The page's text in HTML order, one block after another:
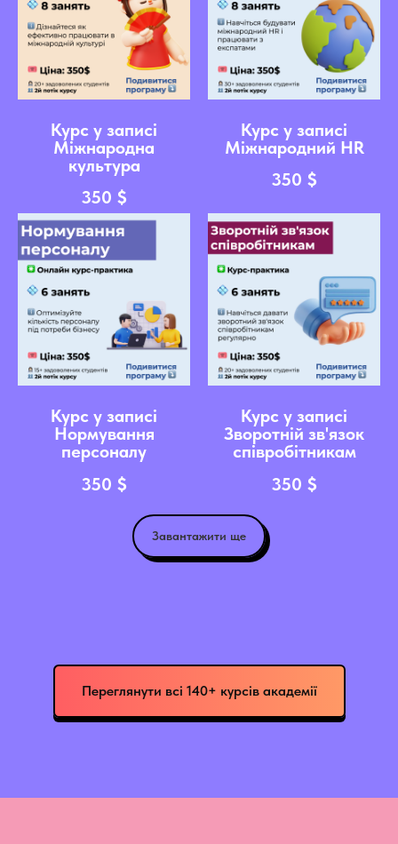
Курс у записі
Міжнародна
культура
350 $
Курс у записі
Міжнародний HR
350 $
Курс у записі
Нормування
персоналу
350 $
Курс у записі
Зворотній зв'язок
співробітникам
350 $
Завантажити ще
Переглянути всі 140+ курсів академії